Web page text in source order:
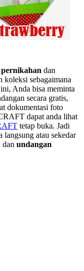
dan
koleksi sebagaimana
Anda bisa meminta
secara gratis,
dokumentasi foto
dapat anda lihat
tetap buka. Jadi
langsung atau sekedar
dan undangan